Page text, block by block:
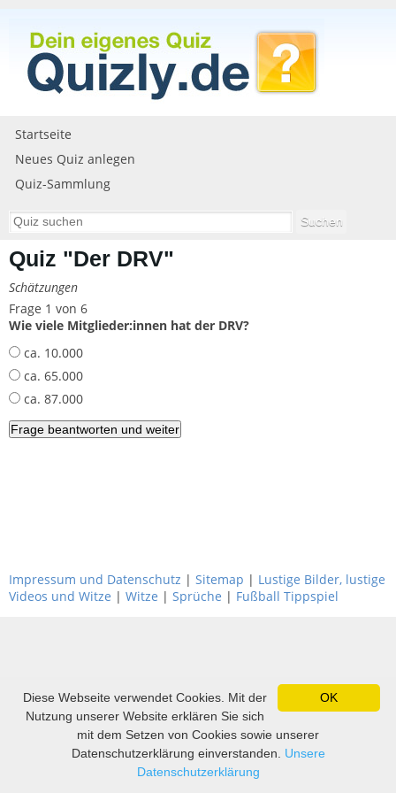
Startseite
Neues Quiz anlegen
Quiz-Sammlung
Quiz "Der DRV"
Schätzungen
Frage 1 von 6
Wie viele Mitglieder:innen hat der DRV?
ca. 10.000
ca. 65.000
ca. 87.000
Impressum und Datenschutz | Sitemap | Lustige Bilder, lustige
Videos und Witze | Witze | Sprüche | Fußball Tippspiel
OK
Diese Webseite verwendet Cookies. Mit der
Nutzung unserer Website erklären Sie sich
mit dem Setzen von Cookies sowie unserer
Datenschutzerklärung einverstanden. Unsere
Datenschutzerklärung